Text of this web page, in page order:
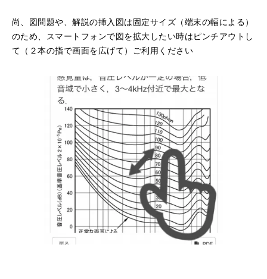
尚、図問題や、解説の挿入図は固定サイズ（端末の幅による）
のため、スマートフォンで図を拡大したい時はピンチアウトし
て（２本の指で画面を広げて）ご利用ください